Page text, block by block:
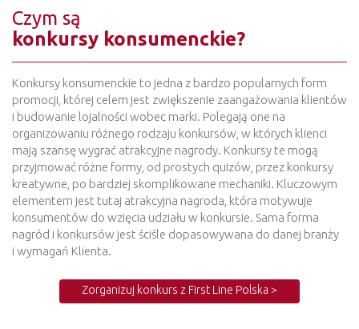
Czym są
konkursy konsumenckie?
Konkursy konsumenckie to jedna z bardzo popularnych form
promocji, której celem jest zwiększenie zaangażowania klientów
i budowanie lojalności wobec marki. Polegają one na
organizowaniu różnego rodzaju konkursów, w których klienci
mają szansę wygrać atrakcyjne nagrody. Konkursy te mogą
przyjmować różne formy, od prostych quizów, przez konkursy
kreatywne, po bardziej skomplikowane mechaniki. Kluczowym
elementem jest tutaj atrakcyjna nagroda, która motywuje
konsumentów do wzięcia udziału w konkursie. Sama forma
nagród i konkursów jest ściśle dopasowywana do danej branży
i wymagań Klienta.
Zorganizuj konkurs z First Line Polska >